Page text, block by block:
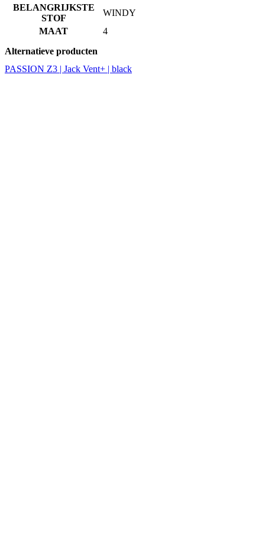
BELANGRIJKSTE
STOF
WINDY
MAAT
4
Alternatieve producten
PASSION Z3 | Jack Vent+ | black